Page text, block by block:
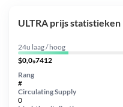
ULTRA prijs statistieken
24u laag / hoog
$0,0₉7412
Circulating Supply
0
Rang
#